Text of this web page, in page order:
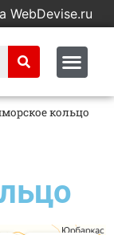
WebDevise.ru
кольцо